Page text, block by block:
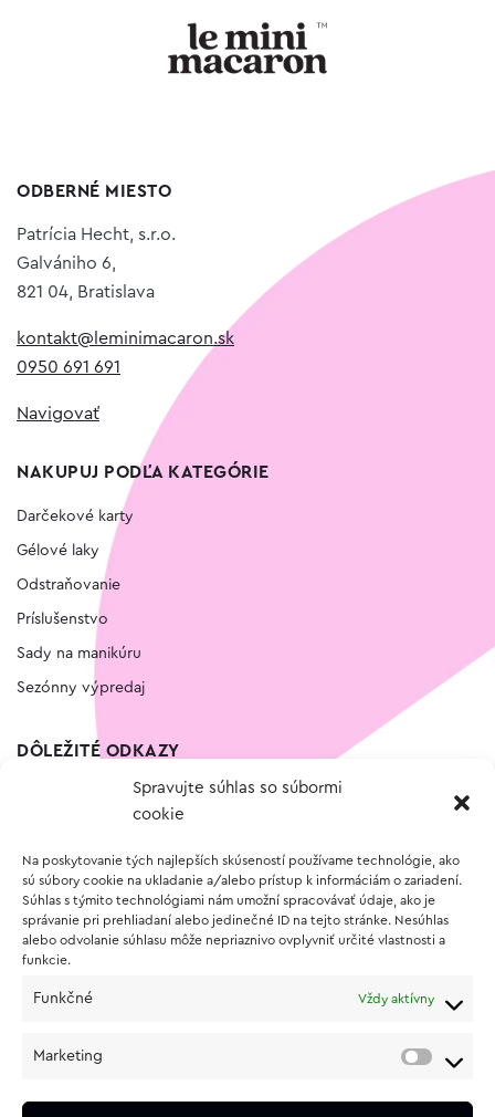
Spravujte súhlas so súbormi
cookie
Na poskytovanie tých najlepších skúseností používame technológie, ako
sú súbory cookie na ukladanie a/alebo prístup k informáciám o zariadení.
Súhlas s týmito technológiami nám umožní spracovávať údaje, ako je
správanie pri prehliadaní alebo jedinečné ID na tejto stránke. Nesúhlas
alebo odvolanie súhlasu môže nepriaznivo ovplyvniť určité vlastnosti a
funkcie.
Funkčné Vždy aktívny
Marketing
ODBERNÉ MIESTO
Patrícia Hecht, s.r.o.
Galvániho 6,
821 04, Bratislava
kontakt@leminimacaron.sk
0950 691 691
Navigovať
NAKUPUJ PODĽA KATEGÓRIE
Darčekové karty
Gélové laky
Odstraňovanie
Príslušenstvo
Sady na manikúru
Sezónny výpredaj
DÔLEŽITÉ ODKAZY
Vernostný program
O NÁKUPE
Vrátenie a reklamácia tovaru